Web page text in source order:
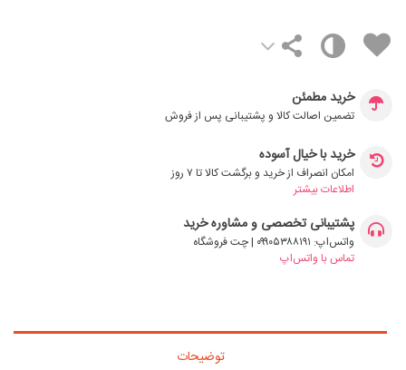
خرید مطمئن
تضمین اصالت کالا و پشتیبانی پس از فروش
خرید با خیال آسوده
امکان انصراف از خرید و برگشت کالا تا ۷ روز
اطلاعات بیشتر
پشتیبانی تخصصی و مشاوره خرید
واتس‌اپ: ۰۹۹۰۵۳۸۸۱۹۱ | چت فروشگاه
تماس با واتس‌اپ
توضیحات